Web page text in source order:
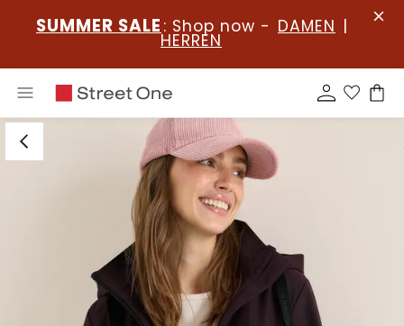
SUMMER SALE : Shop now - DAMEN |
HERREN